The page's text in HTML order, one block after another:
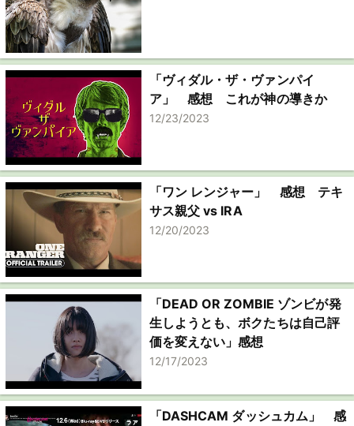
「ヴィダル・ザ・ヴァンパイ
ア」 感想 これが神の導きか
12/23/2023
「ワン レンジャー」 感想 テキ
サス親父 vs IRA
12/20/2023
「DEAD OR ZOMBIE ゾンビが発
生しようとも、ボクたちは自己評
価を変えない」感想
12/17/2023
「DASHCAM ダッシュカム」 感